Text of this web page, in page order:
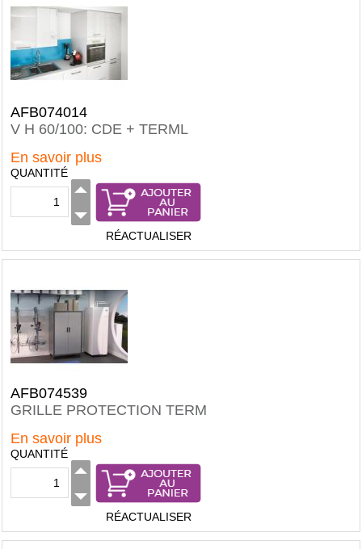
AFB074014
V H 60/100: CDE + TERML
En savoir plus
QUANTITÉ
RÉACTUALISER
AFB074539
GRILLE PROTECTION TERM
En savoir plus
QUANTITÉ
RÉACTUALISER